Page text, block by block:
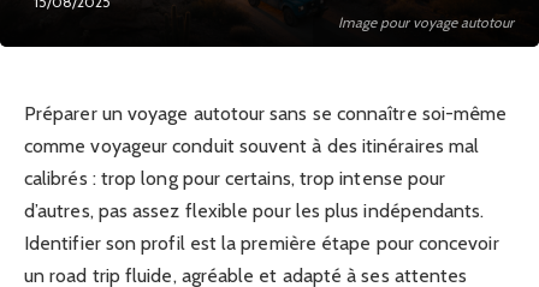
Image pour voyage autotour
Préparer un voyage autotour sans se connaître soi-même
comme voyageur conduit souvent à des itinéraires mal
calibrés : trop long pour certains, trop intense pour
d’autres, pas assez flexible pour les plus indépendants.
Identifier son profil est la première étape pour concevoir
un road trip fluide, agréable et adapté à ses attentes